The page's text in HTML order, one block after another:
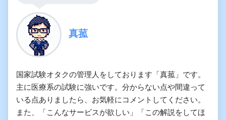
真菰
国家試験オタクの管理人をしております「真菰」です。
主に医療系の試験に強いです。分からない点や間違って
いる点ありましたら、お気軽にコメントしてください。
また、「こんなサービスが欲しい」「この解説をしてほ